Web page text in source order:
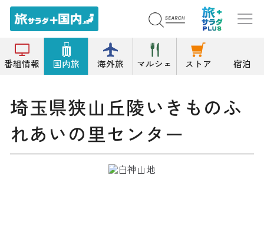
番組情報 国内旅 海外旅 マルシェ ストア 宿泊
トップ
体験館/宿泊体験(研修)施設
埼玉県狭山丘陵いきものふれあいの里センター
埼玉県狭山丘陵いきものふ
れあいの里センター